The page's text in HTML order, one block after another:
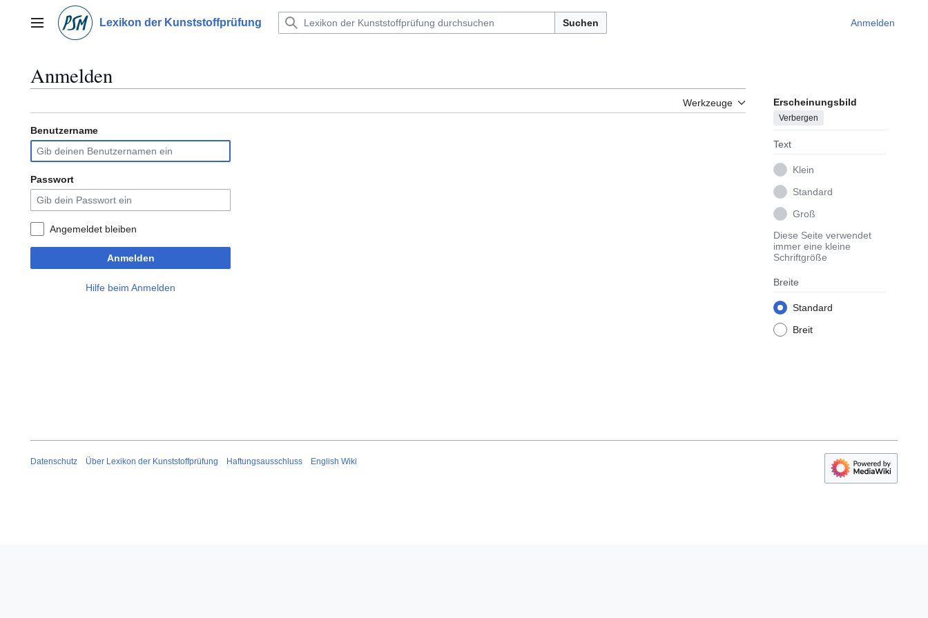
springenHauptmenü Lexikon der Kunststoffprüfung Suchen Anmelden
Anmelden
Werkzeuge Erscheinungsbild
Verbergen
Text
Klein
Standard
Groß
Diese Seite verwendet
immer eine kleine
Schriftgröße
Breite
Standard
Breit
Benutzername
Passwort
Angemeldet bleiben
Anmelden
Hilfe beim Anmelden
Datenschutz Über Lexikon der Kunststoffprüfung Haftungsausschluss English Wiki